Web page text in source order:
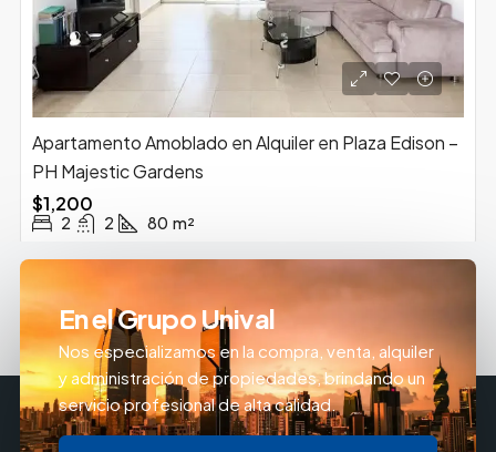
Apartamento Amoblado en Alquiler en Plaza Edison –
PH Majestic Gardens
$1,200
2 2 80 m²
En el Grupo Unival
Nos especializamos en la compra, venta, alquiler
y administración de propiedades, brindando un
servicio profesional de alta calidad.